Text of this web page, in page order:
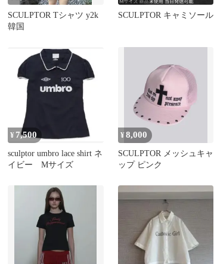
SCULPTOR Tシャツ y2k
韓国
SCULPTOR キャミソール
¥ 7,500
sculptor umbro lace shirt ネ
イビー Mサイズ
¥8,000
SCULPTOR メッシュキャ
ップ ピンク